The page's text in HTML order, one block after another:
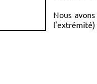
Nous
l'extrémité)